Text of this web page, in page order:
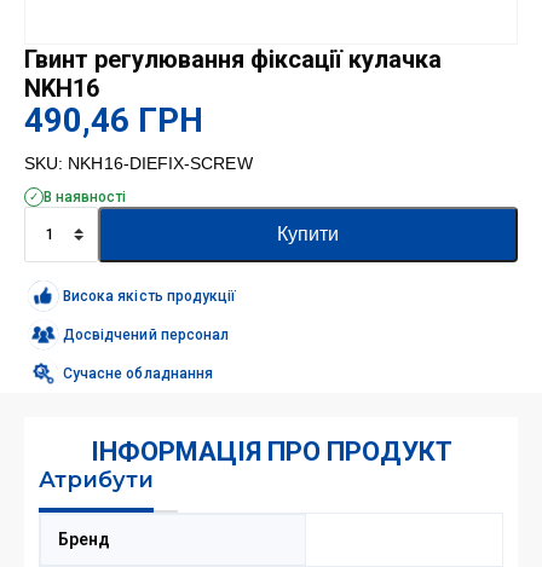
Гвинт регулювання фіксації кулачка
NKH16
490,46 ГРН
SKU: NKH16-DIEFIX-SCREW
В наявності
регулювання
фіксації
кулачка
NKH16
кількість
Купити
Висока якість продукції
Досвідчений персонал
Сучасне обладнання
ІНФОРМАЦІЯ ПРО ПРОДУКТ
Атрибути
Бренд